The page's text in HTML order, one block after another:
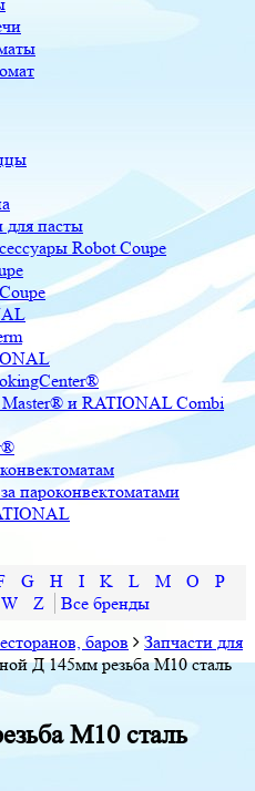
пасты
Robot Coupe
и RATIONAL Combi
пароконвектоматами
G H I K L M O
P
W
Z
баров
Запчасти для
Д 145мм резьба M10 сталь
M10 сталь